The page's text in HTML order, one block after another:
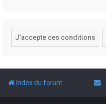
Index du forum